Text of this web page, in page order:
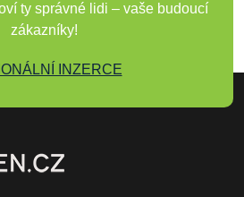
ty správné lidi – vaše budoucí
zákazníky!
INZERCE